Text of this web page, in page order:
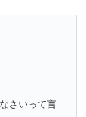
さいって言